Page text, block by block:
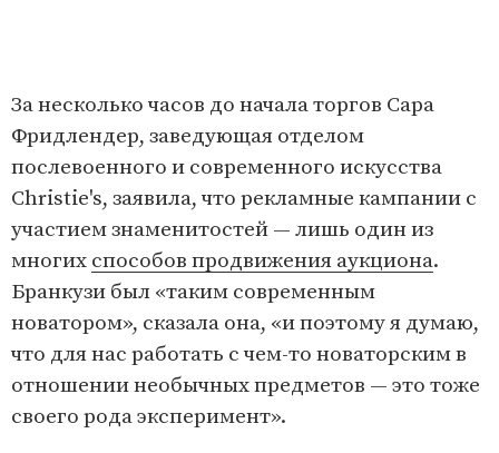
За несколько часов до начала торгов Сара
Фридлендер, заведующая отделом
послевоенного и современного искусства
Christie's, заявила, что рекламные кампании с
участием знаменитостей — лишь один из
многих способов продвижения аукциона.
Бранкузи был «таким современным
новатором», сказала она, «и поэтому я думаю,
что для нас работать с чем-то новаторским в
отношении необычных предметов — это тоже
своего рода эксперимент».